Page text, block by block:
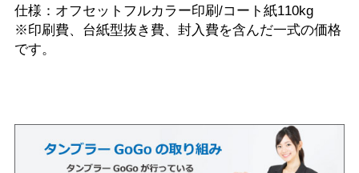
仕様：オフセットフルカラー印刷/コート紙110kg
※印刷費、台紙型抜き費、封入費を含んだ一式の価格
です。